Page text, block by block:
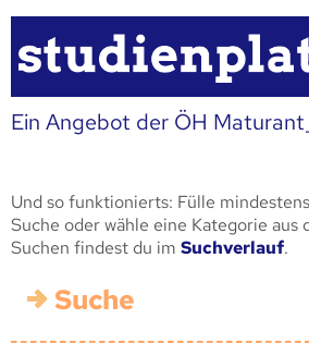
Ein Angebot der ÖH
Und so funktionierts: Fülle
Suche oder wähle eine Kategorie
Suchen findest du im Suchverlauf.
Suche